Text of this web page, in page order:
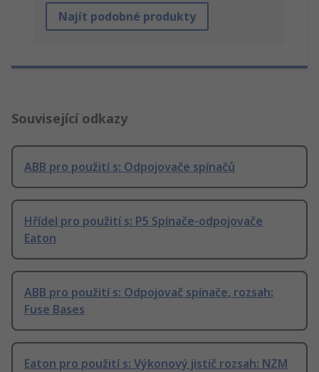
Najít podobné produkty
Související odkazy
ABB pro použití s: Odpojovače spínačů
Hřídel pro použití s: P5 Spínače-odpojovače
Eaton
ABB pro použití s: Odpojovač spínače, rozsah:
Fuse Bases
Eaton pro použití s: Výkonový jistič rozsah: NZM